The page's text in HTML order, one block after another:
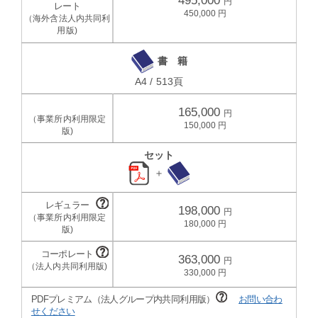
450,000
書 籍
A4 / 513頁
165,000
150,000
セット
＋
198,000
180,000
363,000
330,000
PDFプレミアム（法人グループ内共同利用版）
お問い合わ
せください